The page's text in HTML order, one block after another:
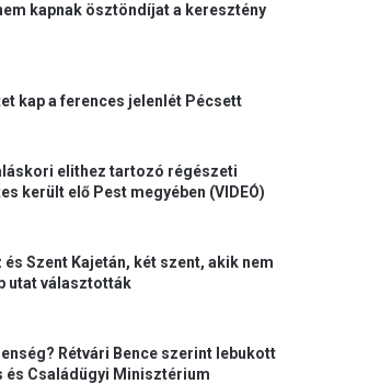
kapnak ösztöndíjat a keresztény
kap a ferences jelenlét Pécsett
elithez tartozó régészeti
került elő Pest megyében (VIDEÓ)
és Szent Kajetán, két szent, akik nem
utat választották
Rétvári Bence szerint lebukott
és Családügyi Minisztérium